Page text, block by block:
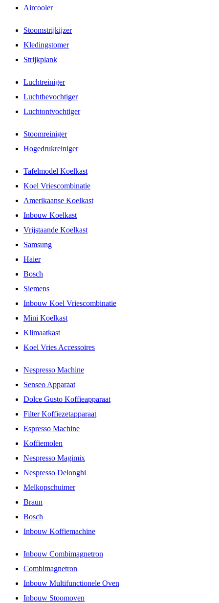
Aircooler
Stoomstrijkijzer
Kledingstomer
Strijkplank
Luchtreiniger
Luchtbevochtiger
Luchtontvochtiger
Stoomreiniger
Hogedrukreiniger
Tafelmodel Koelkast
Koel Vriescombinatie
Amerikaanse Koelkast
Inbouw Koelkast
Vrijstaande Koelkast
Samsung
Haier
Bosch
Siemens
Inbouw Koel Vriescombinatie
Mini Koelkast
Klimaatkast
Koel Vries Accessoires
Nespresso Machine
Senseo Apparaat
Dolce Gusto Koffieapparaat
Filter Koffiezetapparaat
Espresso Machine
Koffiemolen
Nespresso Magimix
Nespresso Delonghi
Melkopschuimer
Braun
Bosch
Inbouw Koffiemachine
Inbouw Combimagnetron
Combimagnetron
Inbouw Multifunctionele Oven
Inbouw Stoomoven